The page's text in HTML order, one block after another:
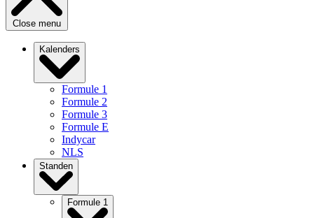
Close menu
Kalenders
Formule 1
Formule 2
Formule 3
Formule E
Indycar
NLS
Standen
Formule 1